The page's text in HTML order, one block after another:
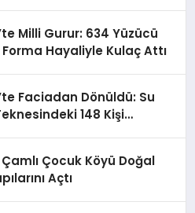
Milli Gurur: 634 Yüzücü
Forma Hayaliyle Kulaç Attı
Faciadan Dönüldü: Su
148 Kişi
Çocuk Köyü Doğal
Açtı